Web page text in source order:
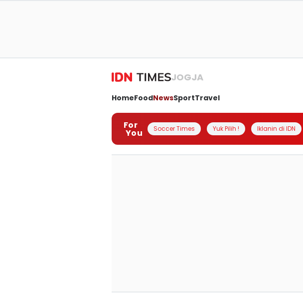
JOGJA
HomeFoodNewsSportTravel
For
You Soccer Times Yuk Pilih ! Iklanin di IDN